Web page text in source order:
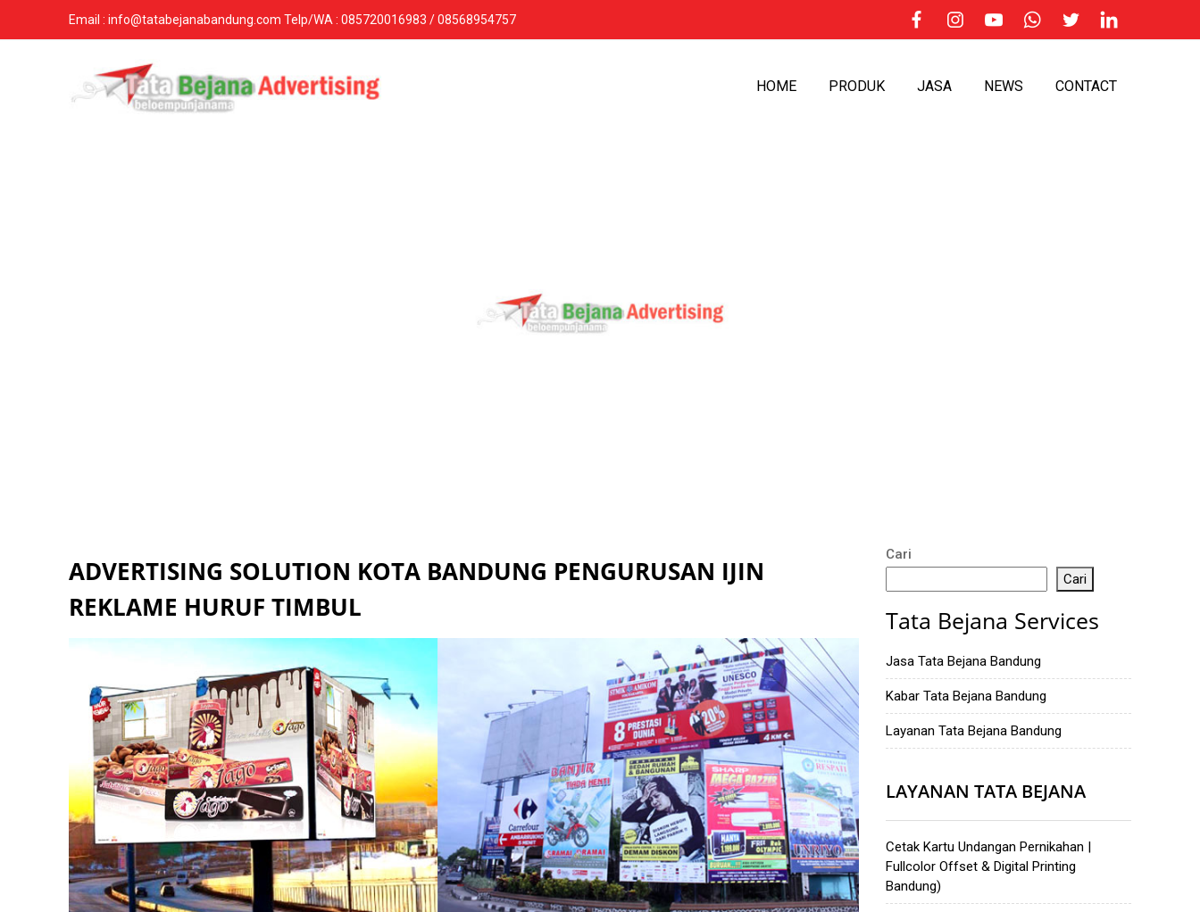
Email : info@tatabejanabandung.com Telp/WA : 085720016983 / 08568954757
HOME PRODUK JASA NEWS CONTACT
ADVERTISING SOLUTION KOTA BANDUNG PENGURUSAN IJIN
REKLAME HURUF TIMBUL
Cari
Cari
Tata Bejana Services
Jasa Tata Bejana Bandung
Kabar Tata Bejana Bandung
Layanan Tata Bejana Bandung
LAYANAN TATA BEJANA
Cetak Kartu Undangan Pernikahan |
Fullcolor Offset & Digital Printing
Bandung)